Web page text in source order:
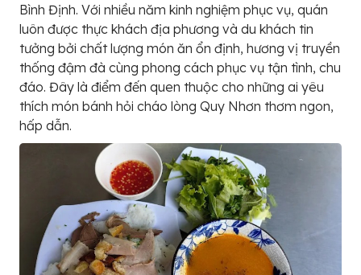
Bình Định. Với nhiều năm kinh nghiệm phục vụ, quán
luôn được thực khách địa phương và du khách tin
tưởng bởi chất lượng món ăn ổn định, hương vị truyền
thống đậm đà cùng phong cách phục vụ tận tình, chu
đáo. Đây là điểm đến quen thuộc cho những ai yêu
thích món bánh hỏi cháo lòng Quy Nhơn thơm ngon,
hấp dẫn.